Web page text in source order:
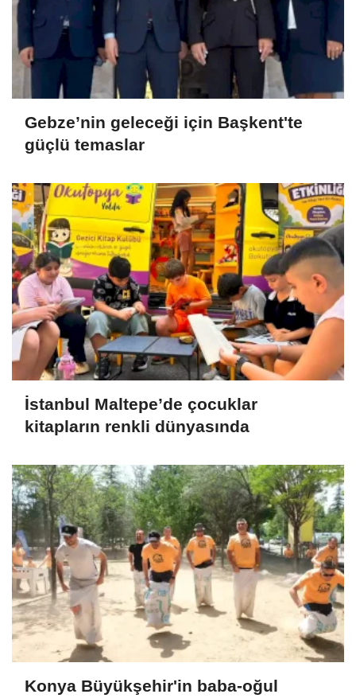
Gebze’nin geleceği için Başkent'te
güçlü temaslar
İstanbul Maltepe’de çocuklar
kitapların renkli dünyasında
Konya Büyükşehir'in baba-oğul